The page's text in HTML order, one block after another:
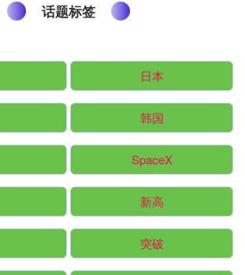
话题标签
日本
韩国
SpaceX
新高
突破